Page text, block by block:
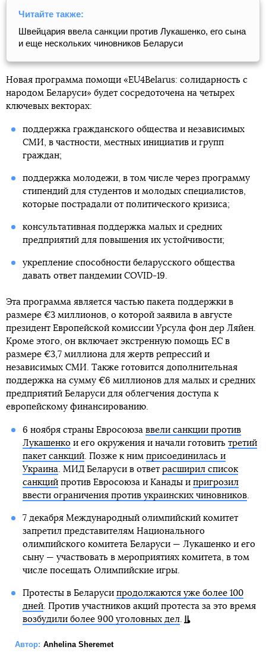
Читайте также:
Швейцария ввела санкции против Лукашенко, его сына
и еще нескольких чиновников Беларуси
Новая программа помощи «EU4Belarus: солидарность с
народом Беларуси» будет сосредоточена на четырех
ключевых векторах:
поддержка гражданского общества и независимых
СМИ, в частности, местных инициатив и групп
граждан;
поддержка молодежи, в том числе через программу
стипендий для студентов и молодых специалистов,
которые пострадали от политического кризиса;
консультативная поддержка малых и средних
предприятий для повышения их устойчивости;
укрепление способности беларусского общества
давать ответ пандемии COVID-19.
Эта программа является частью пакета поддержки в
размере €3 миллионов, о которой заявила в августе
президент Европейской комиссии Урсула фон дер Ляйен.
Кроме этого, он включает экстренную помощь ЕС в
размере €3,7 миллиона для жертв репрессий и
независимых СМИ. Также готовится дополнительная
поддержка на сумму €6 миллионов для малых и средних
предприятий Беларуси для облегчения доступа к
европейскому финансированию.
6 ноября страны Евросоюза ввели санкции против
Лукашенкои его окружения и начали готовить третий
пакет санкций. Позже к ним присоединилась и
Украина . МИД Беларуси в ответ расширил список
санкцийпротив Евросоюза и Канады и пригрозил
ввести ограничения против украинских чиновников.
7 декабря Международный олимпийский комитет
запретил представителям Национального
олимпийского комитета Беларуси — Лукашенко и его
сыну — участвовать в мероприятиях комитета, в том
числе посещать Олимпийские игры.
Протесты в Беларуси продолжаются уже более 100
дней. Против участников акций протеста за это время
возбудили более 900 уголовных дел.
Автор: Anhelina Sheremet